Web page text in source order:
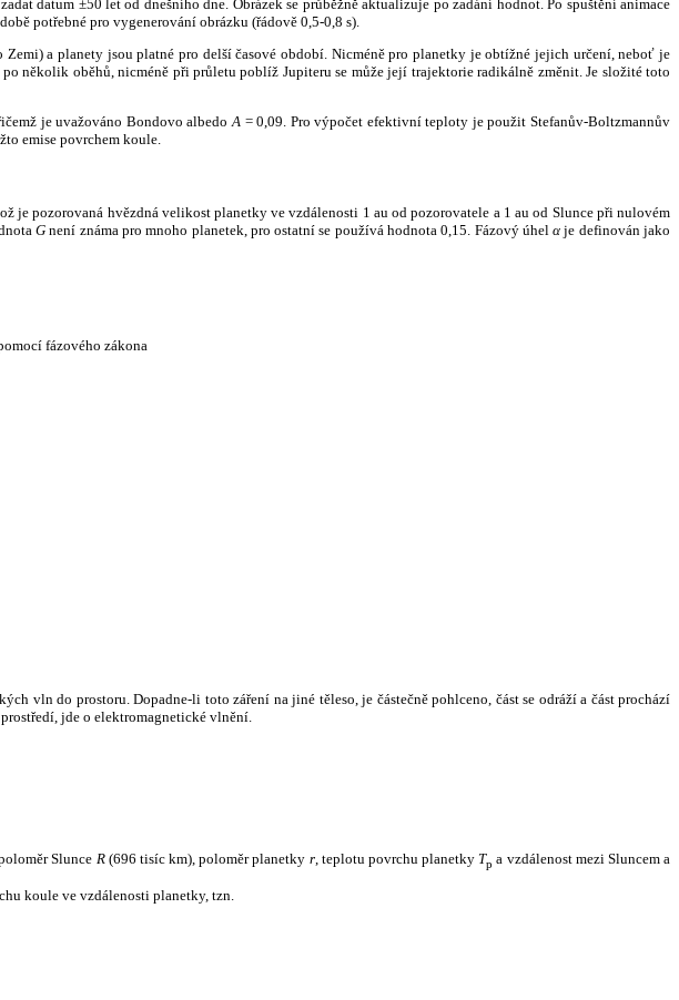
datum ±50 let od dnešního dne. Obrázek se průběžně aktualizuje po zadání hodnot. Po spuštění animace
potřebné pro vygenerování obrázku (řádově 0,5-0,8 s).
a planety jsou platné pro delší časové období. Nicméně pro planetky je obtížné jejich určení, neboť je
několik oběhů, nicméně při průletu poblíž Jupiteru se může její trajektorie radikálně změnit. Je složité toto
je uvažováno Bondovo albedo A = 0,09. Pro výpočet efektivní teploty je použit Stefanův-Boltzmannův
emise povrchem koule.
je pozorovaná hvězdná velikost planetky ve vzdálenosti 1 au od pozorovatele a 1 au od Slunce při nulovém
G není známa pro mnoho planetek, pro ostatní se používá hodnota 0,15. Fázový úhelα je definován jako
fázového zákona
vln do prostoru. Dopadne-li toto záření na jiné těleso, je částečně pohlceno, část se odráží a část prochází
jde o elektromagnetické vlnění.
Slunce R(696 tisíc km), poloměr planetky r, teplotu povrchu planetky Tp a vzdálenost mezi Sluncem a
koule ve vzdálenosti planetky, tzn.